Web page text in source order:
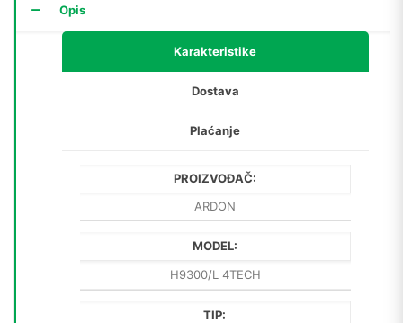
Opis
Karakteristike
Dostava
Plaćanje
PROIZVOĐAČ:
ARDON
MODEL:
H9300/L 4TECH
TIP: